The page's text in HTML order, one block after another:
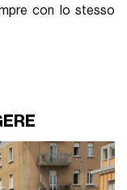
con lo stesso